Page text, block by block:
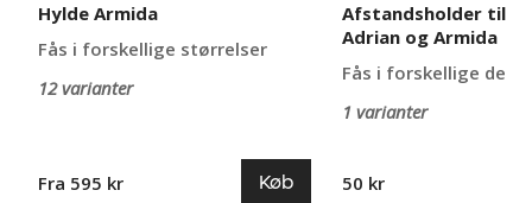
Hylde Armida
Fås i forskellige størrelser
12 varianter
Fra 595 kr Køb
Afstandsholder til
Adrian og Armida
Fås i forskellige
1 varianter
50 kr